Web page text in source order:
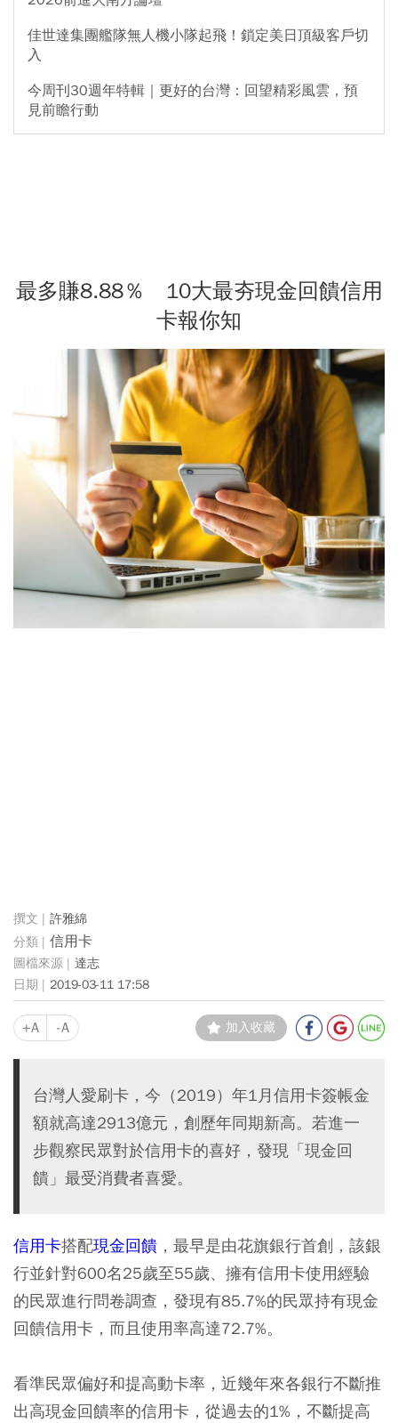
佳世達集團艦隊無人機小隊起飛！鎖定美日頂級客戶切
入
今周刊30週年特輯｜更好的台灣：回望精彩風雲，預
見前瞻行動
最多賺8.88％ 10大最夯現金回饋信用
卡報你知
許雅綿
信用卡
達志
2019-03-11 17:58
+A -A 加入收藏
台灣人愛刷卡，今（2019）年1月信用卡簽帳金
額就高達2913億元，創歷年同期新高。若進一
步觀察民眾對於信用卡的喜好，發現「現金回
饋」最受消費者喜愛。
信用卡搭配現金回饋 ，最早是由花旗銀行首創，該銀
行並針對600名25歲至55歲、擁有信用卡使用經驗
的民眾進行問卷調查，發現有85.7%的民眾持有現金
回饋信用卡，而且使用率高達72.7%。
看準民眾偏好和提高動卡率，近幾年來各銀行不斷推
出高現金回饋率的信用卡，從過去的1%，不斷提高